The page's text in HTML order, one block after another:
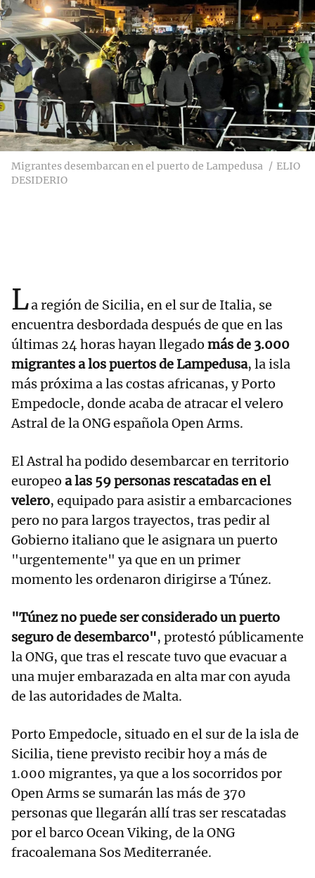
Migrantes desembarcan en el puerto de Lampedusa
ELIO
DESIDERIO
La región de Sicilia, en el sur de Italia, se
encuentra desbordada después de que en las
últimas 24 horas hayan llegado más de 3.000
migrantes a los puertos de Lampedusa, la isla
más próxima a las costas africanas, y Porto
Empedocle, donde acaba de atracar el velero
Astral de la ONG española Open Arms.
El Astral ha podido desembarcar en territorio
europeo a las 59 personas rescatadas en el
velero, equipado para asistir a embarcaciones
pero no para largos trayectos, tras pedir al
Gobierno italiano que le asignara un puerto
"urgentemente" ya que en un primer
momento les ordenaron dirigirse a Túnez.
"Túnez no puede ser considerado un puerto
seguro de desembarco", protestó públicamente
la ONG, que tras el rescate tuvo que evacuar a
una mujer embarazada en alta mar con ayuda
de las autoridades de Malta.
Porto Empedocle, situado en el sur de la isla de
Sicilia, tiene previsto recibir hoy a más de
1.000 migrantes, ya que a los socorridos por
Open Arms se sumarán las más de 370
personas que llegarán allí tras ser rescatadas
por el barco Ocean Viking, de la ONG
fracoalemana Sos Mediterranée.